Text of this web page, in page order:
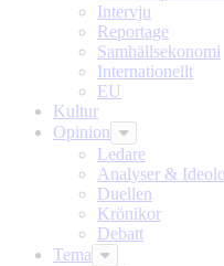
Intervju
Reportage
Samhällsekonomi
Internationellt
EU
Kultur
Opinion
Ledare
Analyser &
Duellen
Krönikor
Debatt
Tema